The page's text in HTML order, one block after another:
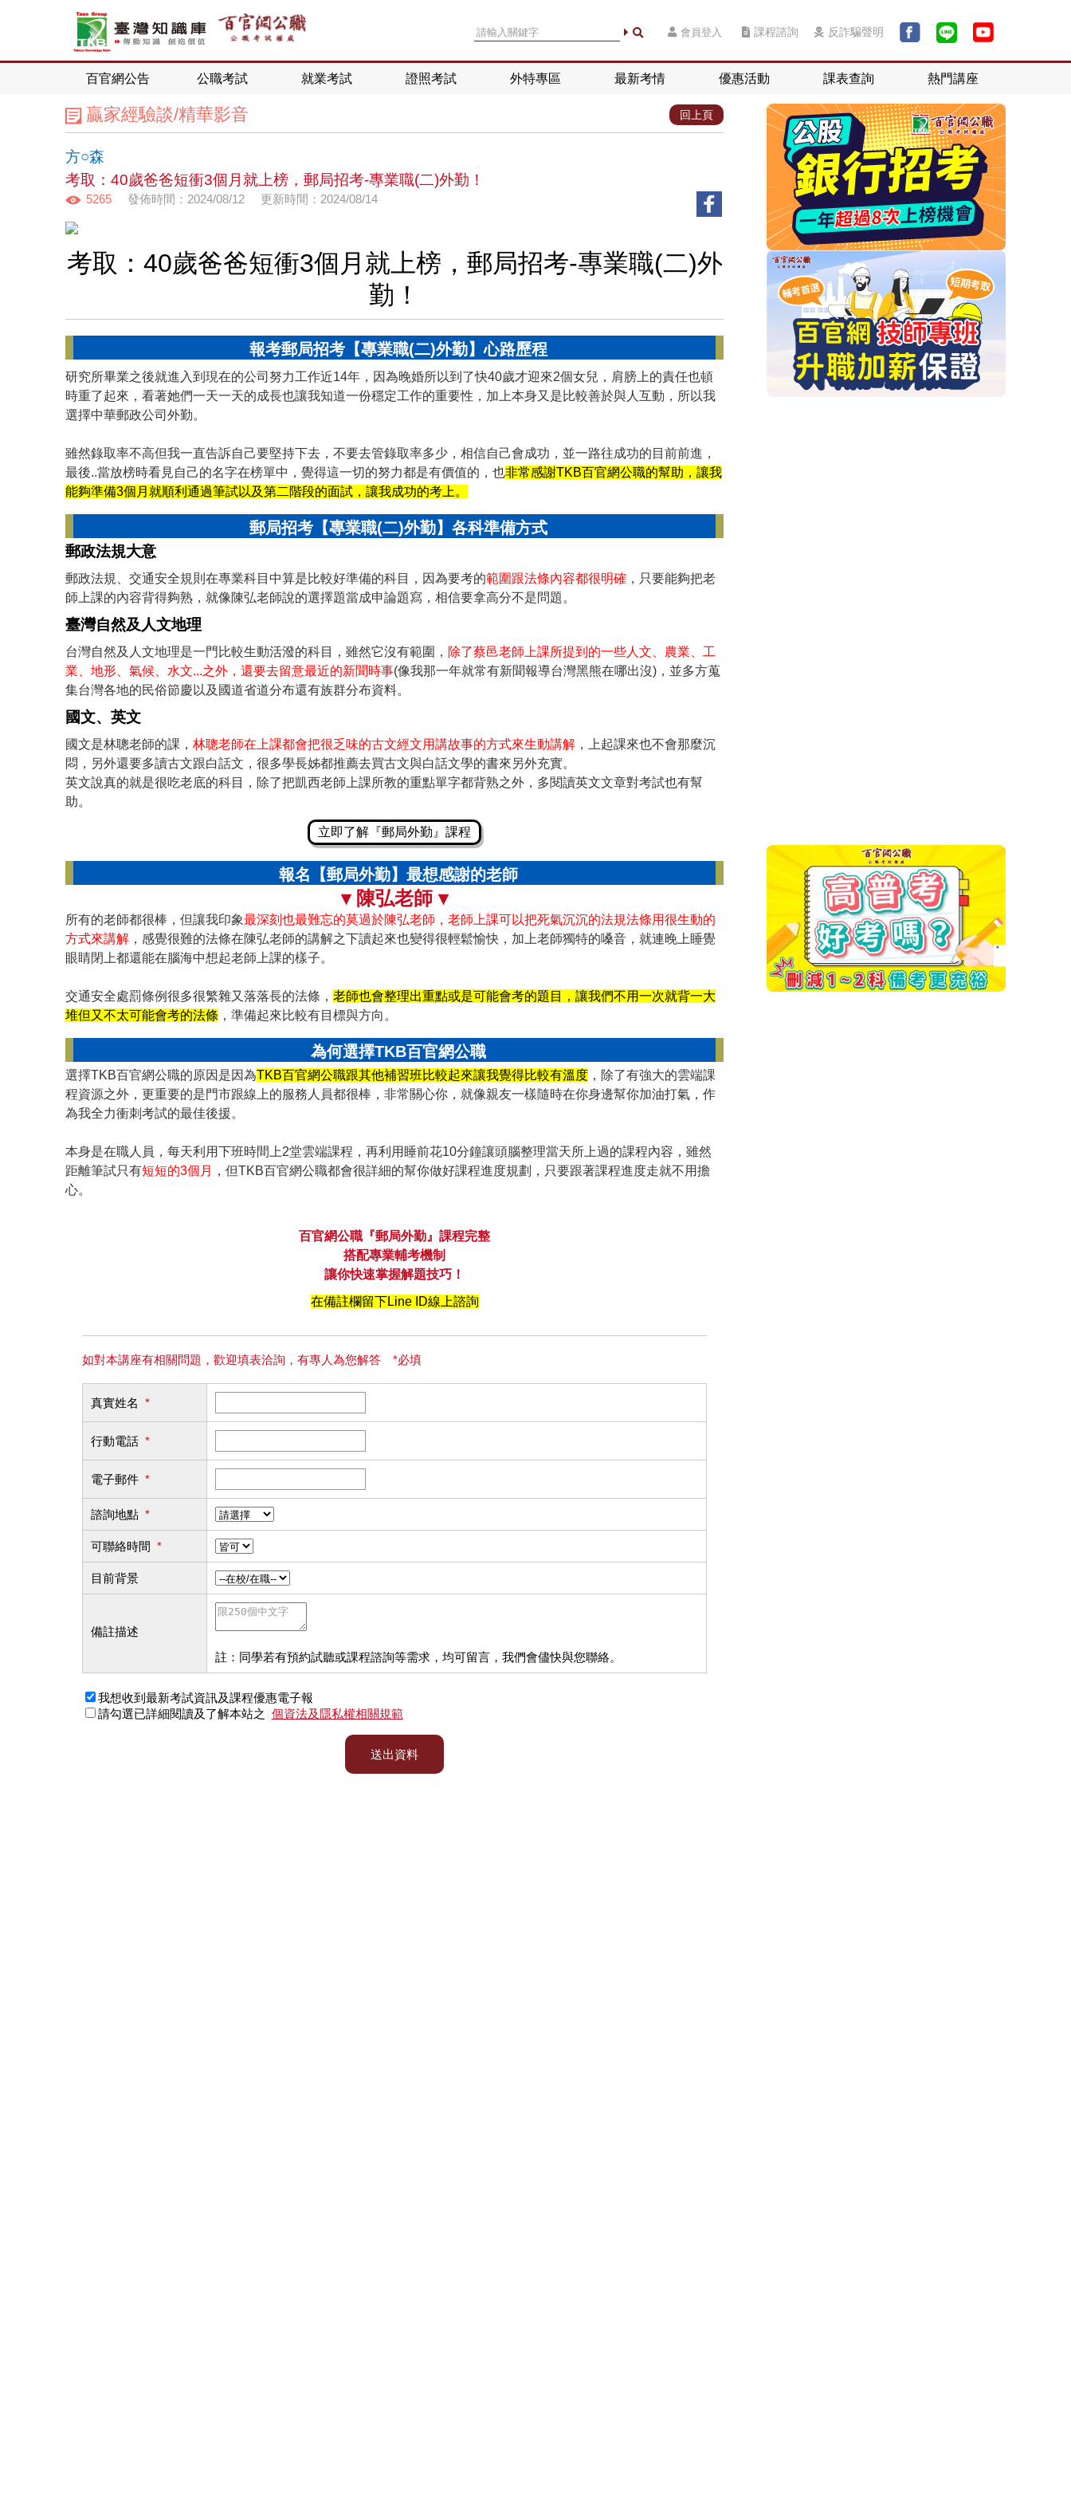
會員登入 課程諮詢 反詐騙聲明
百官網公告 公職考試 就業考試 證照考試 外特專區 最新考情 優惠活動 課表查詢 熱門講座
贏家經驗談/精華影音 回上頁
方○森
考取：40歲爸爸短衝3個月就上榜，郵局招考-專業職(二)外勤！
5265 發佈時間：2024/08/12 更新時間：2024/08/14
考取：40歲爸爸短衝3個月就上榜，郵局招考-專業職(二)外
勤！
報考郵局招考【專業職(二)外勤】心路歷程
研究所畢業之後就進入到現在的公司努力工作近14年，因為晚婚所以到了快40歲才迎來2個女兒，肩膀上的責任也頓
時重了起來，看著她們一天一天的成長也讓我知道一份穩定工作的重要性，加上本身又是比較善於與人互動，所以我
選擇中華郵政公司外勤。
雖然錄取率不高但我一直告訴自己要堅持下去，不要去管錄取率多少，相信自己會成功，並一路往成功的目前前進，
最後..當放榜時看見自己的名字在榜單中，覺得這一切的努力都是有價值的，也非常感謝TKB百官網公職的幫助，讓我
能夠準備3個月就順利通過筆試以及第二階段的面試，讓我成功的考上。
郵局招考【專業職(二)外勤】各科準備方式
郵政法規大意
郵政法規、交通安全規則在專業科目中算是比較好準備的科目，因為要考的範圍跟法條內容都很明確 ，只要能夠把老
師上課的內容背得夠熟，就像陳弘老師說的選擇題當成申論題寫，相信要拿高分不是問題。
臺灣自然及人文地理
台灣自然及人文地理是一門比較生動活潑的科目，雖然它沒有範圍， 除了蔡邑老師上課所提到的一些人文、農業、工
業、地形、氣候、水文...之外，還要去留意最近的新聞時事(像我那一年就常有新聞報導台灣黑熊在哪出沒)，並多方蒐
集台灣各地的民俗節慶以及國道省道分布還有族群分布資料。
國文、英文
國文是林聰老師的課， 林聰老師在上課都會把很乏味的古文經文用講故事的方式來生動講解 ，上起課來也不會那麼沉
悶，另外還要多讀古文跟白話文，很多學長姊都推薦去買古文與白話文學的書來另外充實。
英文說真的就是很吃老底的科目，除了把凱西老師上課所教的重點單字都背熟之外，多閱讀英文文章對考試也有幫
助。
立即了解『郵局外勤』課程
報名【郵局外勤】最想感謝的老師
▾ 陳弘老師 ▾
所有的老師都很棒，但讓我印象最深刻也最難忘的莫過於陳弘老師，老師上課可以把死氣沉沉的法規法條用很生動的
方式來講解 ，感覺很難的法條在陳弘老師的講解之下讀起來也變得很輕鬆愉快，加上老師獨特的嗓音，就連晚上睡覺
眼睛閉上都還能在腦海中想起老師上課的樣子。
交通安全處罰條例很多很繁雜又落落長的法條， 老師也會整理出重點或是可能會考的題目，讓我們不用一次就背一大
堆但又不太可能會考的法條 ，準備起來比較有目標與方向。
為何選擇TKB百官網公職
選擇TKB百官網公職的原因是因為TKB百官網公職跟其他補習班比較起來讓我覺得比較有溫度 ，除了有強大的雲端課
程資源之外，更重要的是門市跟線上的服務人員都很棒，非常關心你，就像親友一樣隨時在你身邊幫你加油打氣，作
為我全力衝刺考試的最佳後援。
本身是在職人員，每天利用下班時間上2堂雲端課程，再利用睡前花10分鐘讓頭腦整理當天所上過的課程內容，雖然
距離筆試只有短短的3個月
，但TKB百官網公職都會很詳細的幫你做好課程進度規劃，只要跟著課程進度走就不用擔
心。
百官網公職『郵局外勤』課程完整
搭配專業輔考機制
讓你快速掌握解題技巧！
在備註欄留下Line ID線上諮詢
如對本講座有相關問題，歡迎填表洽詢，有專人為您解答 *必填
真實姓名 *
行動電話 *
電子郵件 *
諮詢地點 *
可聯絡時間 *
目前背景
備註描述
註：同學若有預約試聽或課程諮詢等需求，均可留言，我們會儘快與您聯絡。
我想收到最新考試資訊及課程優惠電子報
請勾選已詳細閱讀及了解本站之 個資法及隱私權相關規範
送出資料